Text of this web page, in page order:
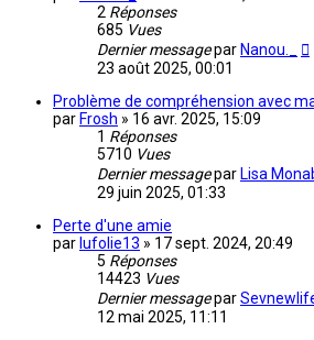
2 Réponses
685 Vues
Dernier messagepar Nanou._
23 août 2025, 00:01
Problème de compréhension avec
par Frosh » 16 avr. 2025, 15:09
1 Réponses
5710 Vues
Dernier messagepar Lisa
29 juin 2025, 01:33
Perte d'une amie
par lufolie13 » 17 sept. 2024, 20:49
5 Réponses
14423 Vues
Dernier messagepar
12 mai 2025, 11:11